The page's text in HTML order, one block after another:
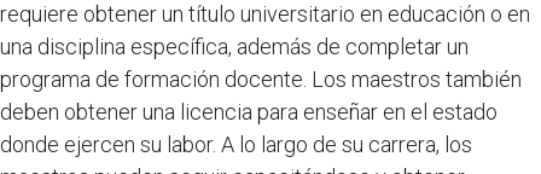
requiere obtener un título universitario en educación o en
una disciplina específica, además de completar un
programa de formación docente. Los maestros también
deben obtener una licencia para enseñar en el estado
donde ejercen su labor. A lo largo de su carrera, los